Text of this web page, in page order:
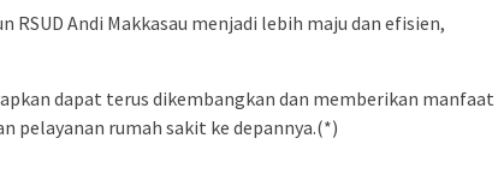
RSUD Andi Makkasau menjadi lebih maju dan efisien,
dapat terus dikembangkan dan memberikan manfaat
pelayanan rumah sakit ke depannya.(*)